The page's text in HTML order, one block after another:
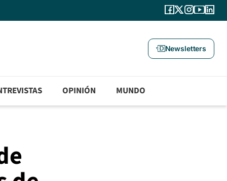
Newsletters
OPINIÓN MUNDO